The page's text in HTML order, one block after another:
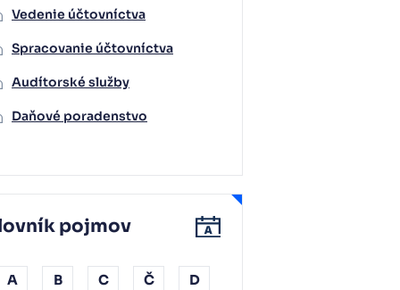
Vedenie účtovníctva
Spracovanie účtovníctva
Audítorské služby
Daňové poradenstvo
pojmov
A B C Č D